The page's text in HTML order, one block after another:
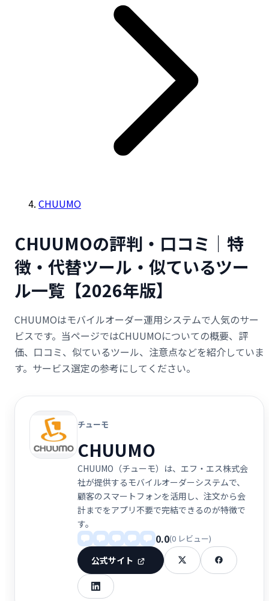
CHUUMO
CHUUMOの評判・口コミ｜特
徴・代替ツール・似ているツー
ル一覧【2026年版】
CHUUMOはモバイルオーダー運用システムで人気のサー
ビスです。当ページではCHUUMOについての概要、評
価、口コミ、似ているツール、注意点などを紹介していま
す。サービス選定の参考にしてください。
チューモ
CHUUMO
CHUUMO（チューモ）は、エフ・エス株式会
社が提供するモバイルオーダーシステムで、
顧客のスマートフォンを活用し、注文から会
計までをアプリ不要で完結できるのが特徴で
す。
0.0(0 レビュー)
公式サイト